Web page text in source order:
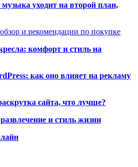
уходит на второй план,
и рекомендации по покупке
комфорт и стиль на
как оно влияет на рекламу
сайта, что лучше?
и стиль жизни